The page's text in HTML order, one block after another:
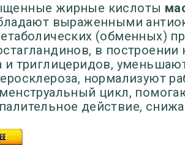
жирные кислоты
выраженными
(обменных)
в
и триглицеридов,
нормализуют
цикл,
действие,